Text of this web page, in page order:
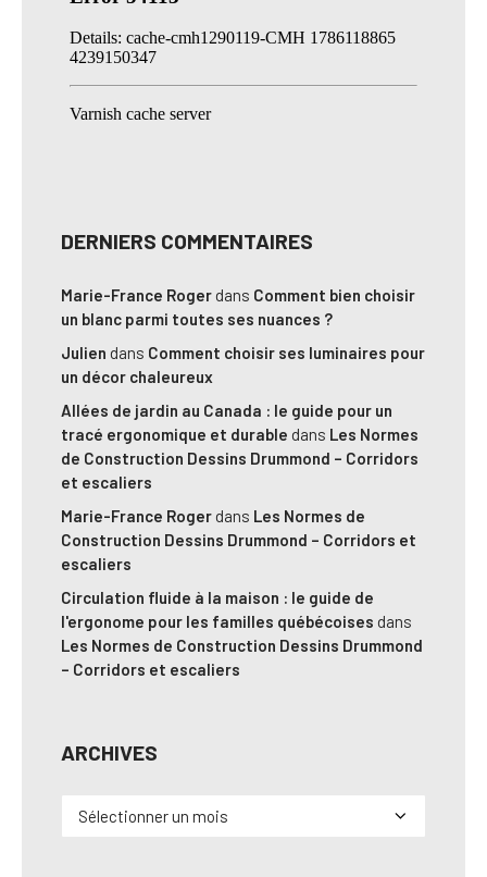
DERNIERS COMMENTAIRES
Marie-France Roger dans Comment bien choisir
un blanc parmi toutes ses nuances ?
Julien dans Comment choisir ses luminaires pour
un décor chaleureux
Allées de jardin au Canada : le guide pour un
tracé ergonomique et durable dans Les Normes
de Construction Dessins Drummond – Corridors
et escaliers
Marie-France Roger dans Les Normes de
Construction Dessins Drummond – Corridors et
escaliers
Circulation fluide à la maison : le guide de
l'ergonome pour les familles québécoises dans
Les Normes de Construction Dessins Drummond
– Corridors et escaliers
ARCHIVES
Archives